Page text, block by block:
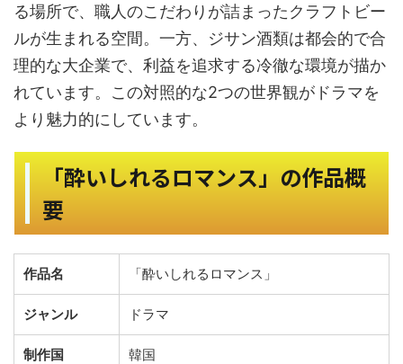
る場所で、職人のこだわりが詰まったクラフトビー
ルが生まれる空間。一方、ジサン酒類は都会的で合
理的な大企業で、利益を追求する冷徹な環境が描か
れています。この対照的な2つの世界観がドラマを
より魅力的にしています。
「酔いしれるロマンス」の作品概
要
作品名 「酔いしれるロマンス」
ジャンル ドラマ
制作国 韓国